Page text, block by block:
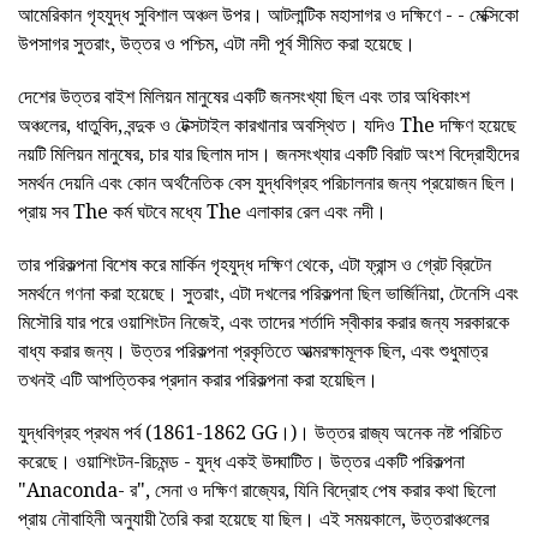
আমেরিকান গৃহযুদ্ধ সুবিশাল অঞ্চল উপর। আটলান্টিক মহাসাগর ও দক্ষিণে - - মেক্সিকো
উপসাগর সুতরাং, উত্তর ও পশ্চিম, এটা নদী পূর্ব সীমিত করা হয়েছে।
দেশের উত্তর বাইশ মিলিয়ন মানুষের একটি জনসংখ্যা ছিল এবং তার অধিকাংশ
অঞ্চলের, ধাতুবিদ, বন্দুক ও টেক্সটাইল কারখানার অবস্থিত। যদিও The দক্ষিণ হয়েছে
নয়টি মিলিয়ন মানুষের, চার যার ছিলাম দাস। জনসংখ্যার একটি বিরাট অংশ বিদ্রোহীদের
সমর্থন দেয়নি এবং কোন অর্থনৈতিক বেস যুদ্ধবিগ্রহ পরিচালনার জন্য প্রয়োজন ছিল।
প্রায় সব The কর্ম ঘটবে মধ্যে The এলাকার রেল এবং নদী।
তার পরিকল্পনা বিশেষ করে মার্কিন গৃহযুদ্ধদক্ষিণ থেকে, এটা ফ্রান্স ও গ্রেট ব্রিটেন
সমর্থনে গণনা করা হয়েছে। সুতরাং, এটা দখলের পরিকল্পনা ছিল ভার্জিনিয়া, টেনেসি এবং
মিসৌরি যার পরে ওয়াশিংটন নিজেই, এবং তাদের শর্তাদি স্বীকার করার জন্য সরকারকে
বাধ্য করার জন্য। উত্তর পরিকল্পনা প্রকৃতিতে আত্মরক্ষামূলক ছিল, এবং শুধুমাত্র
তখনই এটি আপত্তিকর প্রদান করার পরিকল্পনা করা হয়েছিল।
যুদ্ধবিগ্রহ প্রথম পর্ব (1861-1862 GG।)। উত্তর রাজ্য অনেক নষ্ট পরিচিত
করেছে। ওয়াশিংটন-রিচমন্ড - যুদ্ধ একই উদ্ঘাটিত। উত্তর একটি পরিকল্পনা
"Anaconda- র", সেনা ও দক্ষিণ রাজ্যের, যিনি বিদ্রোহ পেষ করার কথা ছিলো
প্রায় নৌবাহিনী অনুযায়ী তৈরি করা হয়েছে যা ছিল। এই সময়কালে, উত্তরাঞ্চলের